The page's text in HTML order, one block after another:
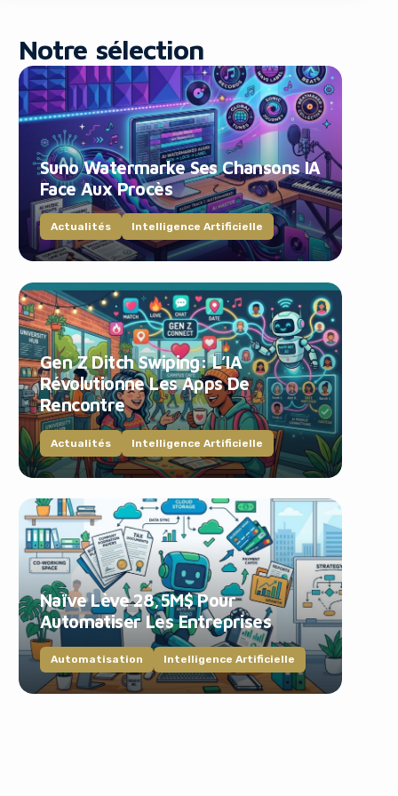
Notre sélection
Suno Watermarke Ses Chansons IA
Face Aux Procès
Actualités Intelligence Artificielle
Gen Z Ditch Swiping: L’IA
Révolutionne Les Apps De
Rencontre
Actualités Intelligence Artificielle
Naïve Lève 28,5M$ Pour
Automatiser Les Entreprises
Automatisation Intelligence Artificielle